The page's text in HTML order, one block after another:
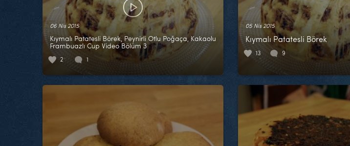
06 Nis 2015
Kıymalı Patatesli Börek, Peynirli Otlu Poğaça, Kakaolu
Frambuazlı Cup Video Bölüm 3
2 1
05 Nis 2015
Kıymalı Patatesli Börek
13 9